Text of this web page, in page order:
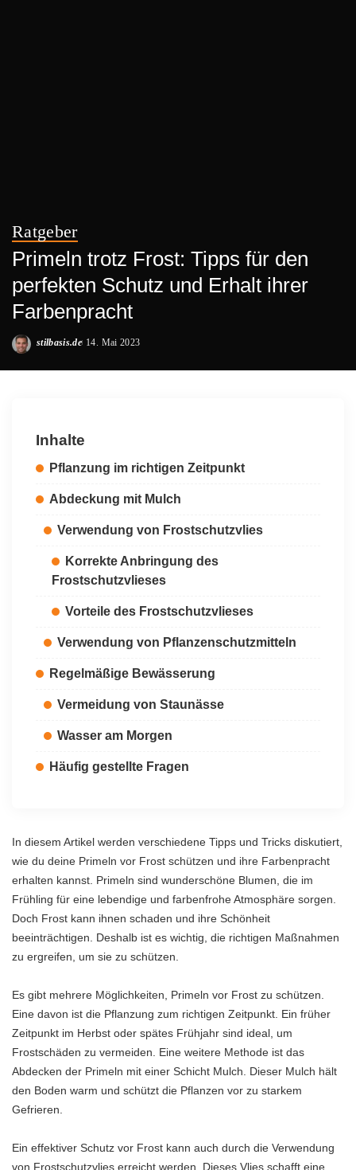
Ratgeber
Primeln trotz Frost: Tipps für den
perfekten Schutz und Erhalt ihrer
Farbenpracht
Posted
stilbasis.de 14. Mai 2023
Inhalte
Pflanzung im richtigen Zeitpunkt
Abdeckung mit Mulch
Verwendung von Frostschutzvlies
Korrekte Anbringung des
Frostschutzvlieses
Vorteile des Frostschutzvlieses
Verwendung von Pflanzenschutzmitteln
Regelmäßige Bewässerung
Vermeidung von Staunässe
Wasser am Morgen
Häufig gestellte Fragen
In diesem Artikel werden verschiedene Tipps und Tricks diskutiert,
wie du deine Primeln vor Frost schützen und ihre Farbenpracht
erhalten kannst. Primeln sind wunderschöne Blumen, die im
Frühling für eine lebendige und farbenfrohe Atmosphäre sorgen.
Doch Frost kann ihnen schaden und ihre Schönheit
beeinträchtigen. Deshalb ist es wichtig, die richtigen Maßnahmen
zu ergreifen, um sie zu schützen.
Es gibt mehrere Möglichkeiten, Primeln vor Frost zu schützen.
Eine davon ist die Pflanzung zum richtigen Zeitpunkt. Ein früher
Zeitpunkt im Herbst oder spätes Frühjahr sind ideal, um
Frostschäden zu vermeiden. Eine weitere Methode ist das
Abdecken der Primeln mit einer Schicht Mulch. Dieser Mulch hält
den Boden warm und schützt die Pflanzen vor zu starkem
Gefrieren.
Ein effektiver Schutz vor Frost kann auch durch die Verwendung
von Frostschutzvlies erreicht werden. Dieses Vlies schafft eine